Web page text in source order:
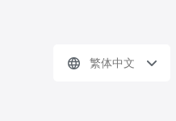
繁体中文